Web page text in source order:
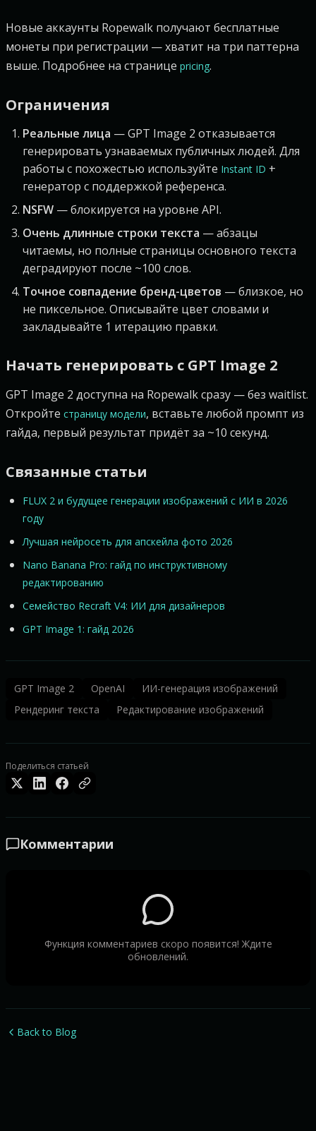
Новые аккаунты Ropewalk получают бесплатные
монеты при регистрации — хватит на три паттерна
выше. Подробнее на странице pricing.
Ограничения
Реальные лица — GPT Image 2 отказывается
генерировать узнаваемых публичных людей. Для
работы с похожестью используйте Instant ID +
генератор с поддержкой референса.
NSFW — блокируется на уровне API.
Очень длинные строки текста — абзацы
читаемы, но полные страницы основного текста
деградируют после ~100 слов.
Точное совпадение бренд-цветов — близкое, но
не пиксельное. Описывайте цвет словами и
закладывайте 1 итерацию правки.
Начать генерировать с GPT Image 2
GPT Image 2 доступна на Ropewalk сразу — без waitlist.
Откройте страницу модели, вставьте любой промпт из
гайда, первый результат придёт за ~10 секунд.
Связанные статьи
FLUX 2 и будущее генерации изображений с ИИ в 2026
году
Лучшая нейросеть для апскейла фото 2026
Nano Banana Pro: гайд по инструктивному
редактированию
Семейство Recraft V4: ИИ для дизайнеров
GPT Image 1: гайд 2026
GPT Image 2 OpenAI
ИИ-генерация изображений
Рендеринг текста
Редактирование изображений
Поделиться статьей
Комментарии
Функция комментариев скоро появится! Ждите
обновлений.
Back to Blog